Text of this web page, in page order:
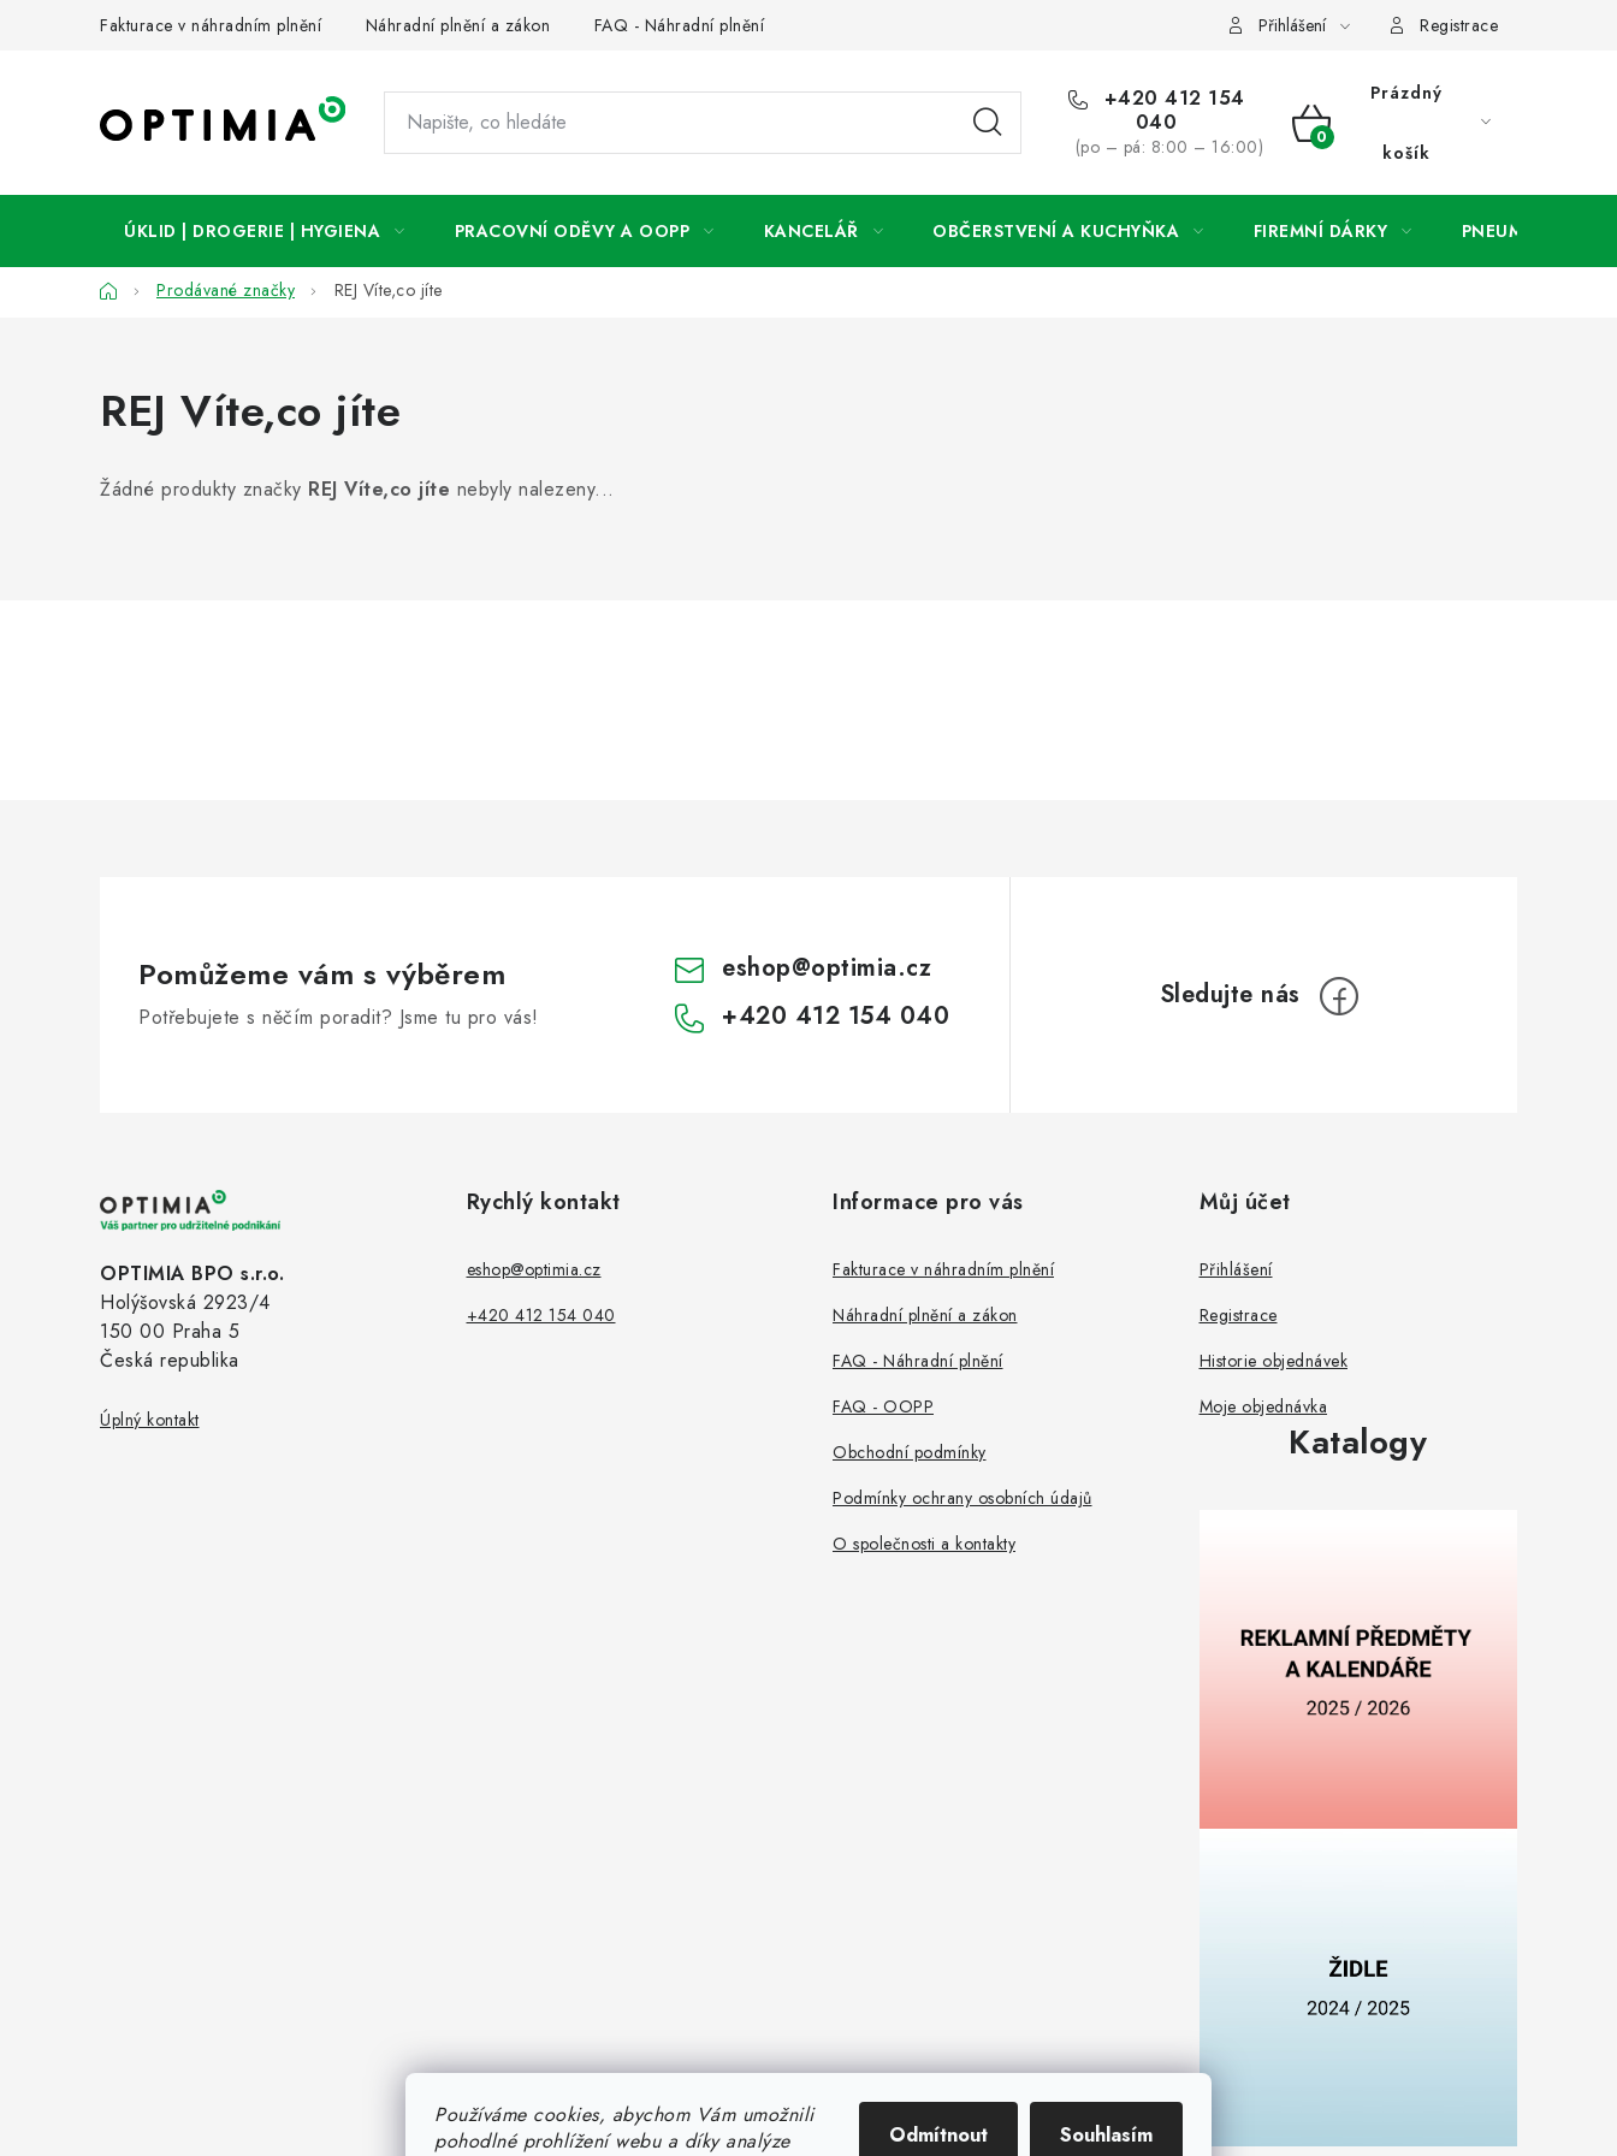
Používáme cookies, abychom Vám umožnili
pohodlné prohlížení webu a díky analýze
Odmítnout Souhlasím
Fakturace v náhradním plnění Náhradní plnění a zákon FAQ - Náhradní plnění Podmínky ochrany osobních údajů O společnosti a
Přihlášení Registrace
+420 412 154
040
(po – pá: 8:00 – 16:00)
NÁKUPNÍ
KOŠÍK
Prázdný
košík
ÚKLID | DROGERIE | HYGIENA PRACOVNÍ ODĚVY A OOPP KANCELÁŘ OBČERSTVENÍ A KUCHYŇKA FIREMNÍ DÁRKY PNEUMATIKY
DomůProdávané značky REJ Víte,co jíte
REJ Víte,co jíte
Žádné produkty značky REJ Víte,co jíte nebyly nalezeny...
Pomůžeme vám s výběrem
Potřebujete s něčím poradit? Jsme tu pro vás!
eshop@optimia.cz
+420 412 154 040
OPTIMIA BPO s.r.o.
Holýšovská 2923/4
150 00 Praha 5
Česká republika
Úplný kontakt
Rychlý kontakt
eshop@optimia.cz
+420 412 154 040
Informace pro vás
Fakturace v náhradním plnění
Náhradní plnění a zákon
FAQ - Náhradní plnění
FAQ - OOPP
Obchodní podmínky
Podmínky ochrany osobních údajů
O společnosti a kontakty
Můj účet
Přihlášení
Registrace
Historie objednávek
Moje objednávka
Katalogy